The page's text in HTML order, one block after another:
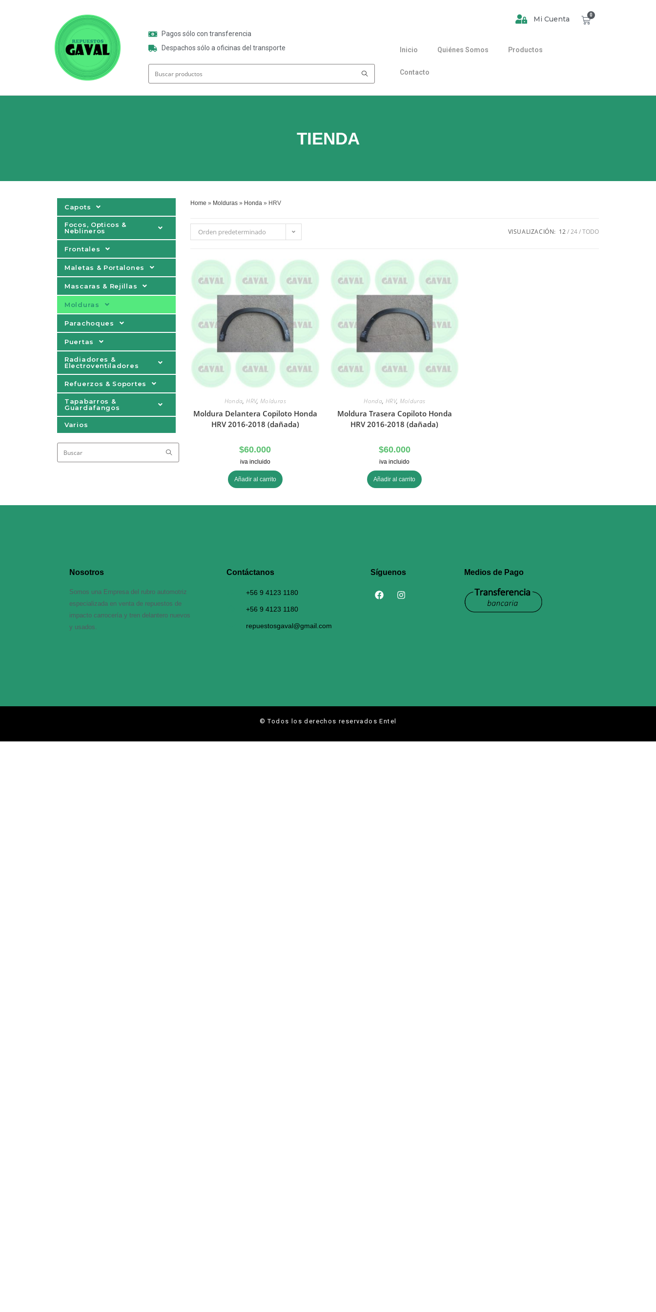
Pagos sólo con transferencia
Despachos sólo a oficinas del transporte
Mi Cuenta 0
Inicio Quiénes Somos Productos
Contacto
TIENDA
Capots
Focos, Opticos &
Neblineros
Frontales
Maletas & Portalones
Mascaras & Rejillas
Molduras
Parachoques
Puertas
Radiadores &
Electroventiladores
Refuerzos & Soportes
Tapabarros &
Guardafangos
Varios
Home » Molduras» Honda» HRV
Orden predeterminado VISUALIZACIÓN: 12 24 TODO
Honda,HRV,Molduras
Moldura Delantera Copiloto Honda
HRV 2016-2018 (dañada)
$60.000
iva incluido
Añadir al carrito
Honda, HRV, Molduras
Moldura Trasera Copiloto Honda
HRV 2016-2018 (dañada)
$60.000
iva incluido
Añadir al carrito
Nosotros
Somos una Empresa del rubro automotriz
especializada en venta de repuestos de
impacto carrocería y tren delantero nuevos
y usados.
Contáctanos​
+56 9 4123 1180
+56 9 4123 1180
repuestosgaval@gmail.com
Síguenos Medios de Pago
© Todos los derechos reservados Entel